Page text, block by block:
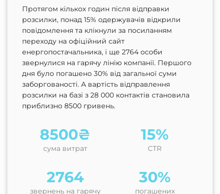
Протягом кількох годин після відправки
розсилки, понад 15% одержувачів відкрили
повідомлення та клікнули за посиланням
переходу на офіційний сайт
енергопостачальника, і ще 2764 особи
звернулися на гарячу лінію компанії. Першого
дня було погашено 30% від загальної суми
заборгованості. А вартість відправлення
розсилки на базі з 28 000 контактів становила
приблизно 8500 гривень.
8500₴
сума витрат
15%
CTR
2764
звернень на гарячу
30%
погашених